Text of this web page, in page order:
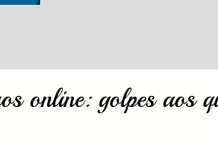
online: golpes aos